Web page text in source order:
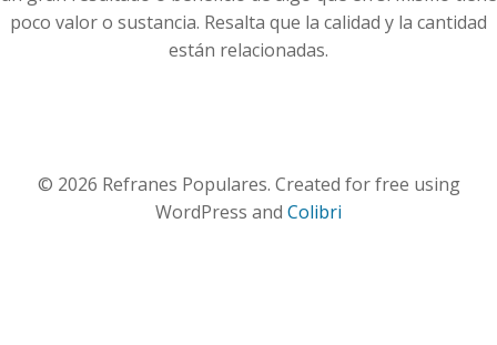
poco valor o sustancia. Resalta que la calidad y la cantidad
están relacionadas.
© 2026 Refranes Populares. Created for free using
WordPress and Colibri